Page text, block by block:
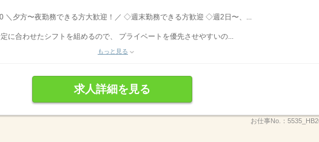
＼夕方〜夜勤務できる方大歓迎！／ ◇週末勤務できる方歓迎 ◇週2日〜、...
に合わせたシフトを組めるので、 プライベートを優先させやすいの...
もっと見る
求人詳細を見る
お仕事No.：